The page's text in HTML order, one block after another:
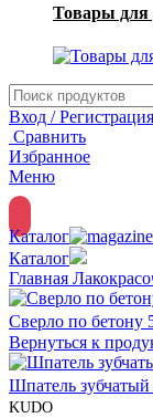
Товары для
Вход / Регистрация
Сравнить
Избранное
Меню
Каталог
Каталог
Главная
Сверло по
Вернуться к
Шпатель
KUDO